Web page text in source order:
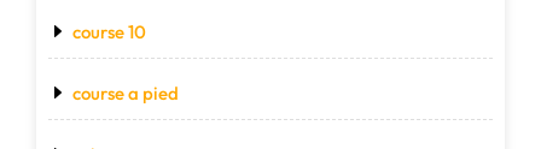
course 10
course a pied